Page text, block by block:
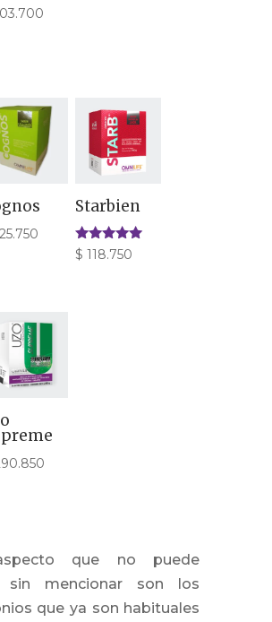
Starbien
Valorado
con
$ 118.750
que no puede
sin mencionar son los
que ya son habituales